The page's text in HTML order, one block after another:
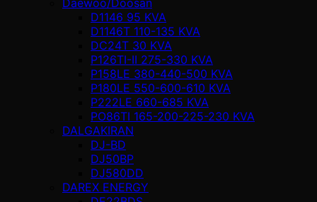
Daewoo/Doosan
D1146 95 KVA
D1146T 110-135 KVA
DC24T 30 KVA
P126TI-II 275-330 KVA
P158LE 380-440-500 KVA
P180LE 550-600-610 KVA
P222LE 660-685 KVA
PO86TI 165-200-225-230 KVA
DALGAKIRAN
DJ-BD
DJ50BP
DJ580DD
DAREX ENERGY